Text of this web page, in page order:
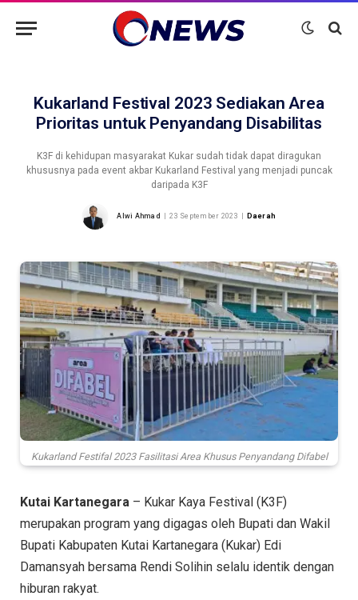
Kukarland Festival 2023 Sediakan Area
Prioritas untuk Penyandang Disabilitas
K3F di kehidupan masyarakat Kukar sudah tidak dapat diragukan
khususnya pada event akbar Kukarland Festival yang menjadi puncak
daripada K3F
Alwi Ahmad 23 September 2023 Daerah
Kukarland Festifal 2023 Fasilitasi Area Khusus Penyandang Difabel
Kutai Kartanegara – Kukar Kaya Festival (K3F)
merupakan program yang digagas oleh Bupati dan Wakil
Bupati Kabupaten Kutai Kartanegara (Kukar) Edi
Damansyah bersama Rendi Solihin selalu identik dengan
hiburan rakyat.